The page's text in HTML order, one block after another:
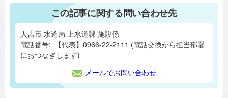
この記事に関する問い合わせ先
人吉市 水道局 上水道課 施設係
電話番号:
【代表】0966-22-2111 (電話交換から担当部署
におつなぎします)
メールでお問い合わせ